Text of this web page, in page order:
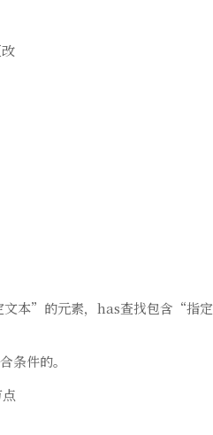
本”的元素，has查找包含“指定
条件的。